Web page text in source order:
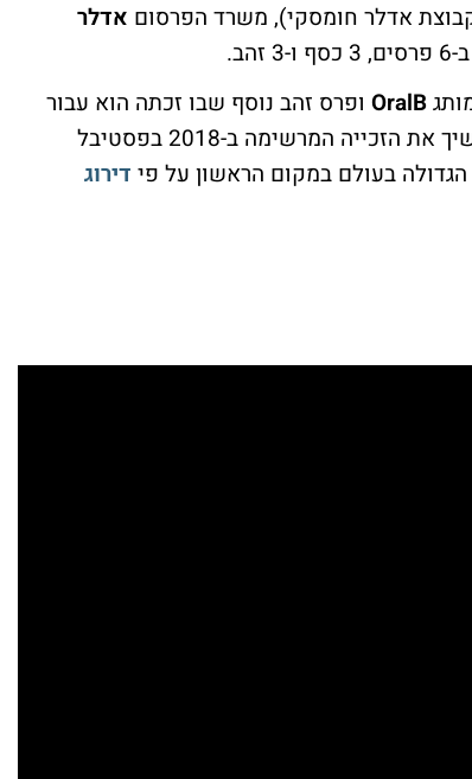
אדלר חומסקי), משרד הפרסום אדלר
3 זהב.
OralB ופרס זהב נוסף שבו זכתה הוא עבור
ההישג ב-2019 ממשיך את הזכייה המרשימה ב-2018 בפסטיבל
בעולם במקום הראשון על פי דירוג